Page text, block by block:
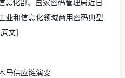
息化部、国家密码管理局近日
业和信息化领域商用密码典型
文]
马供应链演变